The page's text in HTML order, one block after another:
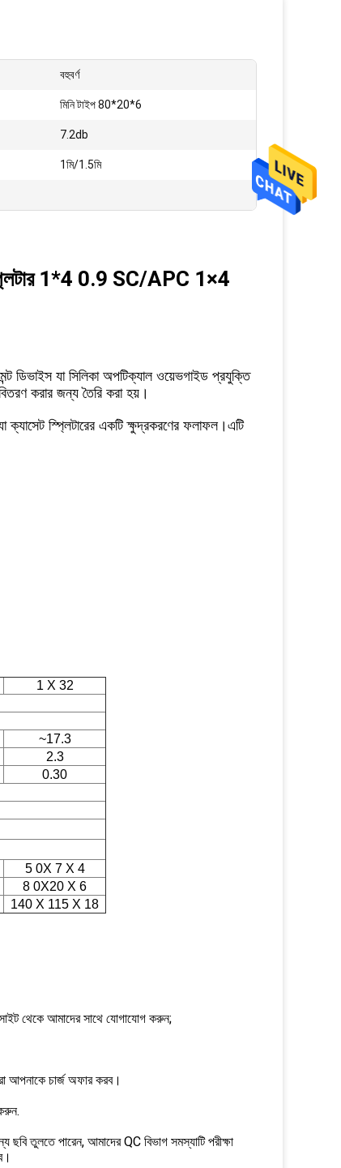
বহুবর্ণ
মিনি টাইপ 80*20*6
7.2db
1মি/1.5মি
1*4 0.9 SC/APC 1×4
ডিভাইস যা সিলিকা অপটিক্যাল ওয়েভগাইড প্রযুক্তি
করার জন্য তৈরি করা হয়।
যা ক্যাসেট স্প্লিটারের একটি ক্ষুদ্রকরণের ফলাফল।এটি
1 X 32
~17.3
2.3
0.30
5 0X 7 X 4
8 0X20 X 6
140 X 115 X 18
থেকে আমাদের সাথে যোগাযোগ করুন;
আপনাকে চার্জ অফার করব।
তুলতে পারেন, আমাদের QC বিভাগ সমস্যাটি পরীক্ষা